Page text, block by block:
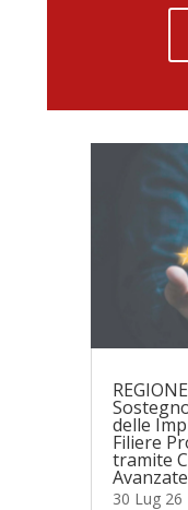
delle
Filiere
tramite
Avanzate
30 Lug 26